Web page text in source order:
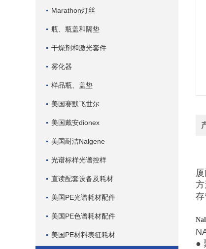
Marathon灯丝
瓶、瓶盖和隔垫
干燥剂和激光套件
雾化器
样品瓶、盖垫
美国赛默飞世尔
美国戴安dionex
美国耐洁Nalgene
光谱标样光谱控样
直读配套设备及耗材
美国PE光谱耗材配件
美国PE色谱耗材配件
美国PE材料表征耗材
●